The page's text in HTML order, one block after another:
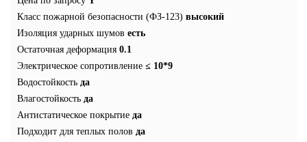
Класс пожарной безопасности (ФЗ-123) высокий
Изоляция ударных шумов есть
Остаточная деформация 0.1
Электрическое сопротивление ≤ 10*9
Водостойкость да
Влагостойкость да
Антистатическое покрытие да
Подходит для теплых полов да